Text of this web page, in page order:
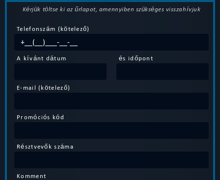
Kérjük töltse ki az űrlapot, amennyiben szükséges visszahívjuk
Telefonszám (kötelező)
A kívánt dátum és időpont
E-mail (kötelező)
Promóciós kód
Résztvevők száma
Komment